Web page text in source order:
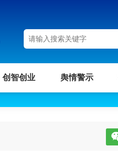
创智创业 舆情警示